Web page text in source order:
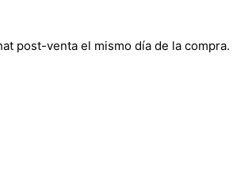
post-venta el mismo día de la compra.